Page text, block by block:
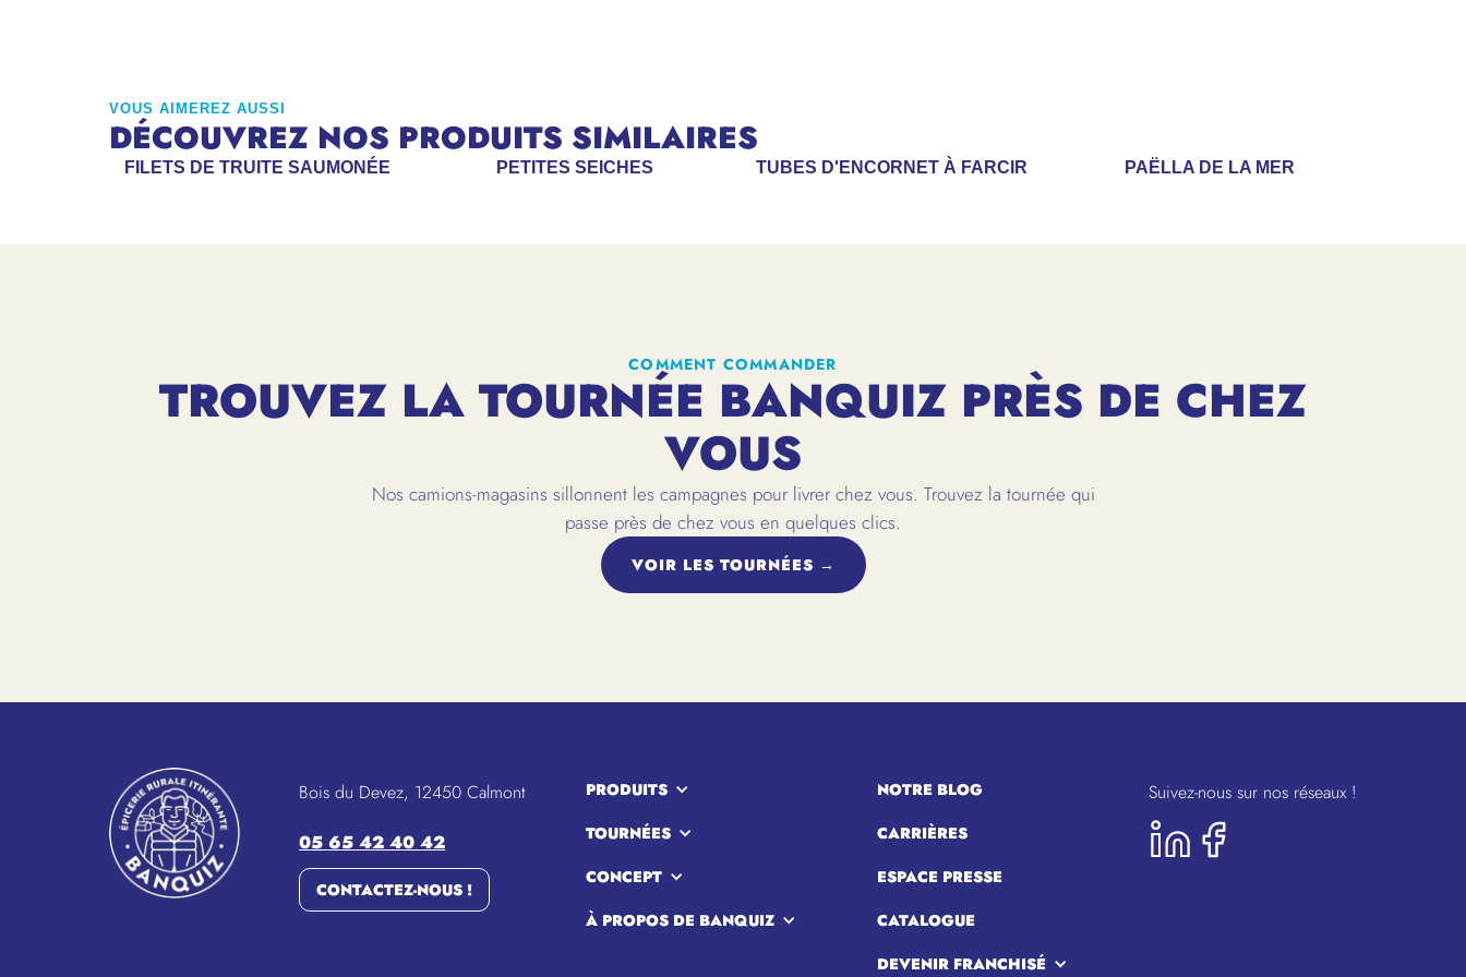
VOUS AIMEREZ AUSSI
DÉCOUVREZ NOS PRODUITS SIMILAIRES
PETITES SEICHES TUBES D'ENCORNET À FARCIR PAËLLA DE LA MER
FILETS DE TRUITE SAUMONÉE
COMMENT COMMANDER
TROUVEZ LA TOURNÉE BANQUIZ PRÈS DE CHEZ
VOUS
Nos camions-magasins sillonnent les campagnes pour livrer chez vous. Trouvez la tournée qui
passe près de chez vous en quelques clics.
VOIR LES TOURNÉES →
Bois du Devez, 12450 Calmont
05 65 42 40 42
CONTACTEZ-NOUS !
PRODUITS
TOURNÉES
CONCEPT
À PROPOS DE BANQUIZ
NOTRE BLOG
CARRIÈRES
ESPACE PRESSE
CATALOGUE
DEVENIR FRANCHISÉ
Suivez-nous sur nos réseaux !